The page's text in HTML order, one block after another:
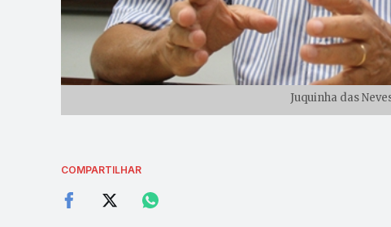
Juquinha das
COMPARTILHAR